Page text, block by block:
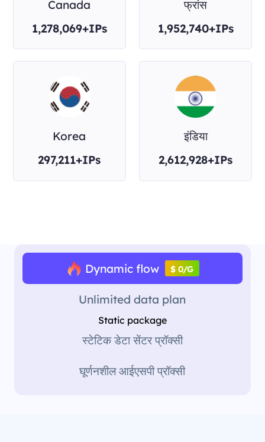
Canada
1,278,069+IPs
फ्रांस
1,952,740+IPs
Korea
297,211+IPs
इंडिया
2,612,928+IPs
Dynamic flow $ 0/G
Unlimited data plan
Static package
स्टेटिक डेटा सेंटर प्रॉक्सी
घूर्णनशील आईएसपी प्रॉक्सी